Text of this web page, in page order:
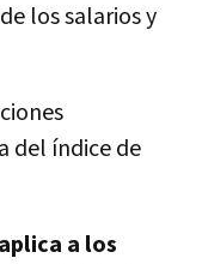
los salarios y
del índice de
a los